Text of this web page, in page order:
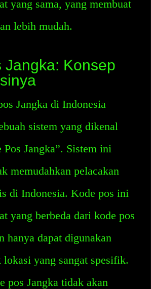
yang sama, yang membuat
lebih mudah.
Jangka: Konsep
Jangka di Indonesia
sistem yang dikenal
Pos Jangka”. Sistem ini
memudahkan pelacakan
di Indonesia. Kode pos ini
yang berbeda dari kode pos
hanya dapat digunakan
lokasi yang sangat spesifik.
pos Jangka tidak akan